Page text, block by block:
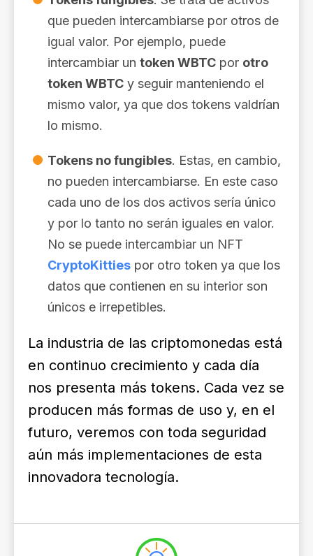
que pueden intercambiarse por otros de
igual valor. Por ejemplo, puede
intercambiar un token WBTC por otro
token WBTC y seguir manteniendo el
mismo valor, ya que dos tokens valdrían
lo mismo.
Tokens no fungibles. Estas, en cambio,
no pueden intercambiarse. En este caso
cada uno de los dos activos sería único
y por lo tanto no serán iguales en valor.
No se puede intercambiar un NFT
CryptoKitties por otro token ya que los
datos que contienen en su interior son
únicos e irrepetibles.
La industria de las criptomonedas está
en continuo crecimiento y cada día
nos presenta más tokens. Cada vez se
producen más formas de uso y, en el
futuro, veremos con toda seguridad
aún más implementaciones de esta
innovadora tecnología.